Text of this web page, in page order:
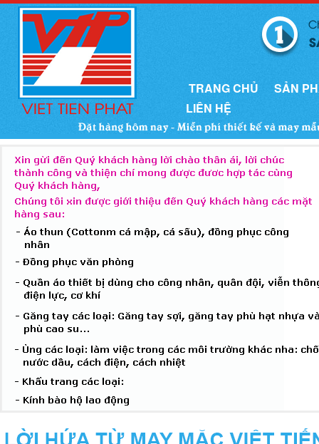
TRANG CHỦ
SẢN
LIÊN HỆ